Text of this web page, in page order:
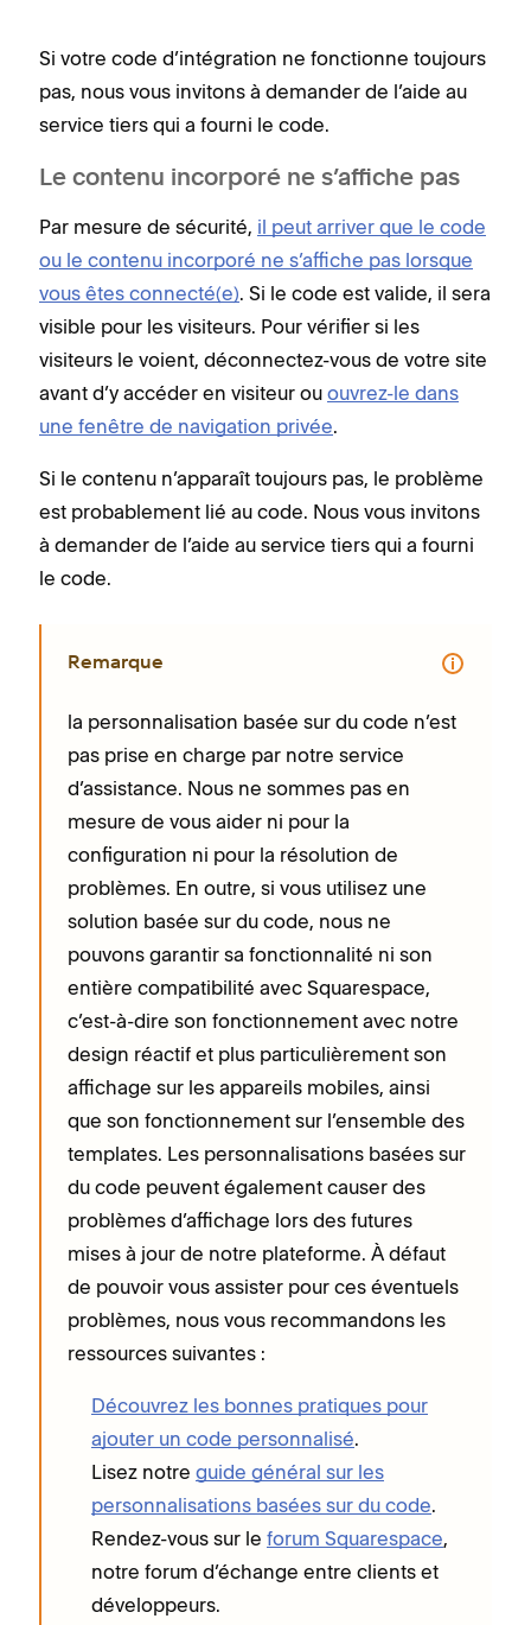
Si votre code d’intégration ne fonctionne toujours
pas, nous vous invitons à demander de l’aide au
service tiers qui a fourni le code.
Le contenu incorporé ne s’affiche pas
Par mesure de sécurité, il peut arriver que le code
ou le contenu incorporé ne s’affiche pas lorsque
vous êtes connecté(e). Si le code est valide, il sera
visible pour les visiteurs. Pour vérifier si les
visiteurs le voient, déconnectez-vous de votre site
avant d’y accéder en visiteur ou ouvrez-le dans
une fenêtre de navigation privée.
Si le contenu n’apparaît toujours pas, le problème
est probablement lié au code. Nous vous invitons
à demander de l’aide au service tiers qui a fourni
le code.
Remarque
la personnalisation basée sur du code n’est
pas prise en charge par notre service
d’assistance. Nous ne sommes pas en
mesure de vous aider ni pour la
configuration ni pour la résolution de
problèmes. En outre, si vous utilisez une
solution basée sur du code, nous ne
pouvons garantir sa fonctionnalité ni son
entière compatibilité avec Squarespace,
c’est-à-dire son fonctionnement avec notre
design réactif et plus particulièrement son
affichage sur les appareils mobiles, ainsi
que son fonctionnement sur l’ensemble des
templates. Les personnalisations basées sur
du code peuvent également causer des
problèmes d’affichage lors des futures
mises à jour de notre plateforme. À défaut
de pouvoir vous assister pour ces éventuels
problèmes, nous vous recommandons les
ressources suivantes :
Découvrez les bonnes pratiques pour
ajouter un code personnalisé.
Lisez notre guide général sur les
personnalisations basées sur du code.
Rendez-vous sur le forum Squarespace,
notre forum d’échange entre clients et
développeurs.